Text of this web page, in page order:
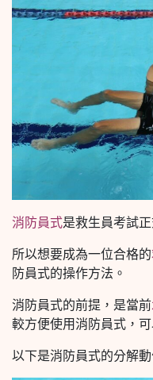
消防員式是救生員考試
所以想要成為一位合格的
防員式的操作方法。
消防員式的前提，是當前
較方便使用消防員式，
以下是消防員式的分解